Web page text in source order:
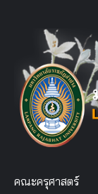
คณะครุศาสตร์